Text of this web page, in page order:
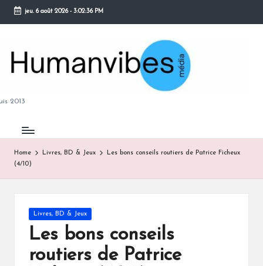
Skip
content
jeu. 6 août 2026- 3:02:36 PM
2013
Home Livres, BD & Jeux
Les bons conseils routiers de Patrice Ficheux
(4/10)
Posted
in
Livres, BD & Jeux
Les bons conseils
routiers de Patrice